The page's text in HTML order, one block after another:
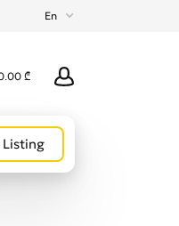
En
₾